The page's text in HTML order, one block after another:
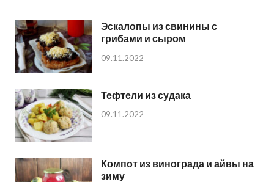
Эскалопы из свинины с
грибами и сыром
09.11.2022
Тефтели из судака
09.11.2022
Компот из винограда и айвы на
зиму